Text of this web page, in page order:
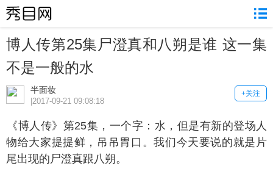
博人传第25集尸澄真和八朔是谁 这一集
不是一般的水
半面妆 +关注
|2017-09-21 09:08:18
人传》第25集，一个字：水，但是有新的登场人
物给大家提提鲜，吊吊胃口。我们今天要说的就是片
尾出现的尸澄真跟八朔。